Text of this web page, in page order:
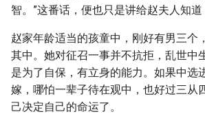
智。”这番话，便也只是讲给赵夫人知道
赵家年龄适当的孩童中，刚好有男三个
其中。她对征召一事并不抗拒，乱世中
是为了自保，有立身的能力。如果中选
嫁，哪怕一辈子待在观中，也好过三从
己决定自己的命运了。